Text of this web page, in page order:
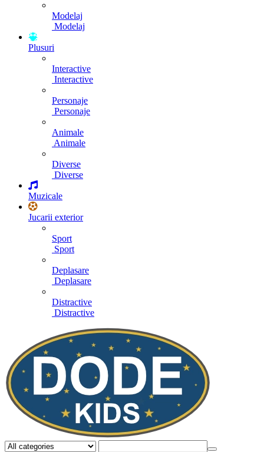
Modelaj
Modelaj
Plusuri
Interactive
Interactive
Personaje
Personaje
Animale
Animale
Diverse
Diverse
Muzicale
Jucarii exterior
Sport
Sport
Deplasare
Deplasare
Distractive
Distractive